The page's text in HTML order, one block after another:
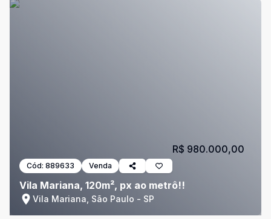
Cód: 889633 Venda
Vila Mariana, 120m², px ao metrô!!
Vila Mariana, São Paulo - SP
R$ 980.000,00